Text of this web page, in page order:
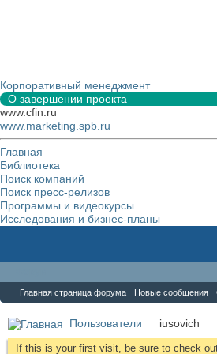
Корпоративный менеджмент
О завершении проекта
www.cfin.ru
www.marketing.spb.ru
Главная
Библиотека
Поиск компаний
Поиск пресс-релизов
Программы и видеокурсы
Исследования и бизнес-планы
Главная страница форума Новые сообщения
Пользователи iusovich
If this is your first visit, be sure to check